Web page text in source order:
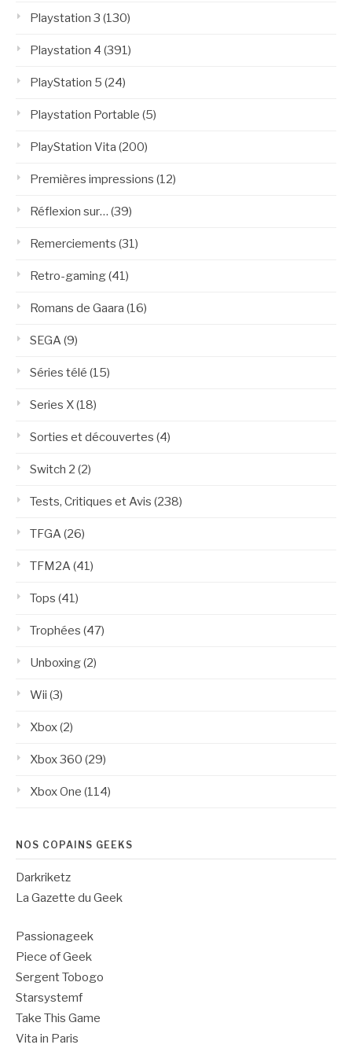
Playstation 3 (130)
Playstation 4 (391)
PlayStation 5 (24)
Playstation Portable (5)
PlayStation Vita (200)
Premières impressions (12)
Réflexion sur… (39)
Remerciements (31)
Retro-gaming(41)
Romans de Gaara (16)
SEGA(9)
Séries télé (15)
Series X(18)
Sorties et découvertes (4)
Switch 2 (2)
Tests, Critiques et Avis (238)
TFGA(26)
TFM2A(41)
Tops (41)
Trophées (47)
Unboxing(2)
Wii (3)
Xbox(2)
Xbox 360 (29)
Xbox One (114)
NOS COPAINS GEEKS
Darkriketz
La Gazette du Geek
Passionageek
Piece of Geek
Sergent Tobogo
Starsystemf
Take This Game
Vita in Paris